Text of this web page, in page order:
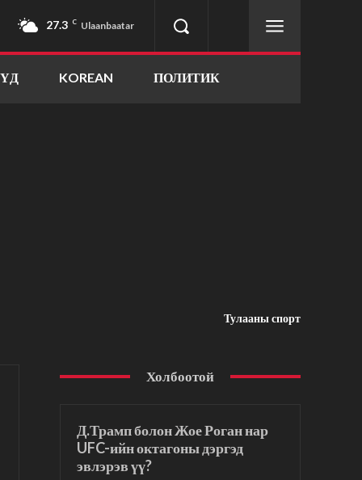
27.3 C Ulaanbaatar
KOREAN ПОЛИТИК
Тулааны спорт
Холбоотой
Д.Трамп болон Жое Роган нар
UFC-ийн октагоны дэргэд
эвлэрэв үү?